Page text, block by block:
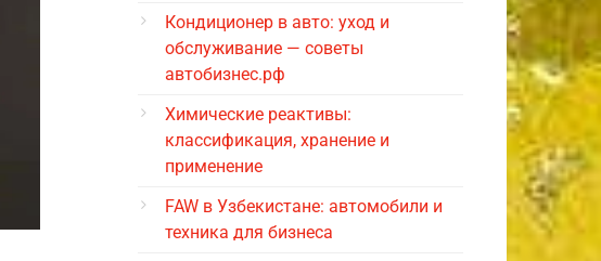
Кондиционер в авто: уход и
обслуживание — советы
автобизнес.рф
Химические реактивы:
классификация, хранение и
применение
FAW в Узбекистане: автомобили и
техника для бизнеса